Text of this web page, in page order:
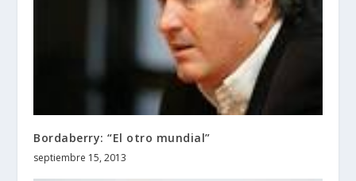
Bordaberry: “El otro mundial”
septiembre 15, 2013